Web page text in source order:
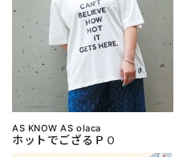
AS KNOW AS olaca
ホットでござるＰＯ